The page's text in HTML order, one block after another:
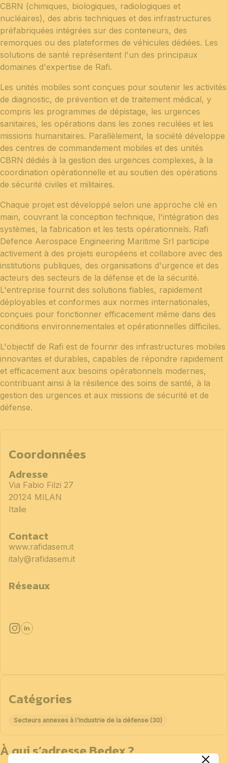
CBRN (chimiques, biologiques, radiologiques et
nucléaires), des abris techniques et des infrastructures
préfabriquées intégrées sur des conteneurs, des
remorques ou des plateformes de véhicules dédiées. Les
solutions de santé représentent l'un des principaux
domaines d'expertise de Rafi.
Les unités mobiles sont conçues pour soutenir les activités
de diagnostic, de prévention et de traitement médical, y
compris les programmes de dépistage, les urgences
sanitaires, les opérations dans les zones reculées et les
missions humanitaires. Parallèlement, la société développe
des centres de commandement mobiles et des unités
CBRN dédiés à la gestion des urgences complexes, à la
coordination opérationnelle et au soutien des opérations
de sécurité civiles et militaires.
Chaque projet est développé selon une approche clé en
main, couvrant la conception technique, l'intégration des
systèmes, la fabrication et les tests opérationnels. Rafi
Defence Aerospace Engineering Maritime Srl participe
activement à des projets européens et collabore avec des
institutions publiques, des organisations d'urgence et des
acteurs des secteurs de la défense et de la sécurité.
L'entreprise fournit des solutions fiables, rapidement
déployables et conformes aux normes internationales,
conçues pour fonctionner efficacement même dans des
conditions environnementales et opérationnelles difficiles.
L'objectif de Rafi est de fournir des infrastructures mobiles
innovantes et durables, capables de répondre rapidement
et efficacement aux besoins opérationnels modernes,
contribuant ainsi à la résilience des soins de santé, à la
gestion des urgences et aux missions de sécurité et de
défense.
Coordonnées
Adresse
Via Fabio Filzi 27
20124 MILAN
Italie
Contact
www.rafidasem.it
italy@rafidasem.it
Réseaux
Catégories
Secteurs annexes à l'industrie de la défense (30)
À qui s’adresse Bedex ?